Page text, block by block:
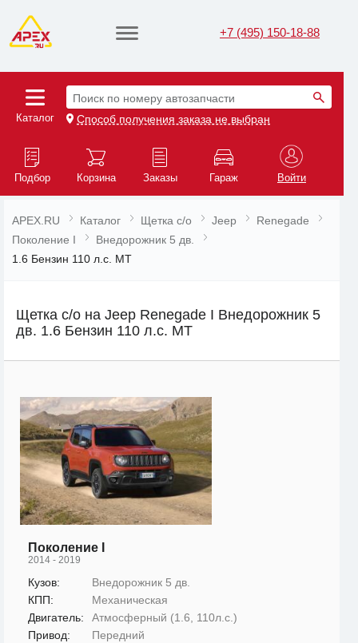
+7 (495) 150-18-88
Каталог
Поиск по номеру автозапчасти
Способ получения заказа не выбран
Подбор Корзина Заказы Гараж Войти
APEX.RU Каталог Щетка с/о Jeep
Renegade
Поколение I
Внедорожник 5 дв.
1.6 Бензин 110 л.с. MT
Щетка с/о на Jeep Renegade I Внедорожник 5
дв. 1.6 Бензин 110 л.с. MT
Поколение I
2014 - 2019
Кузов:
Внедорожник 5 дв.
КПП:
Механическая
Двигатель:
Атмосферный (1.6, 110л.с.)
Привод:
Передний